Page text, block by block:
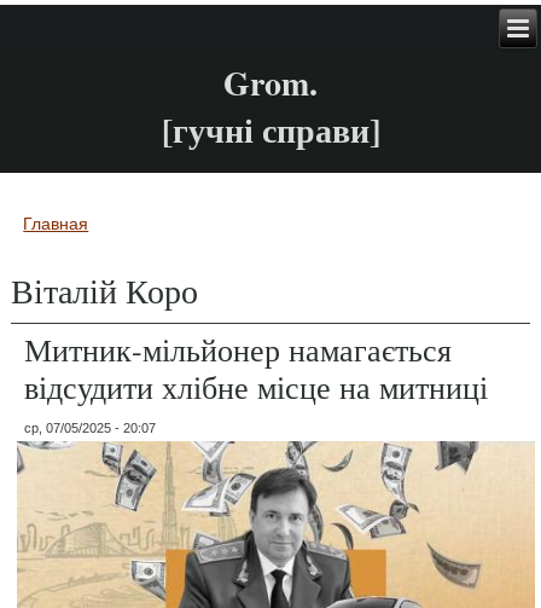
Grom.
[гучні справи]
Вы здесь
Главная
Віталій Коро
Митник-мільйонер намагається
відсудити хлібне місце на митниці
ср, 07/05/2025 - 20:07